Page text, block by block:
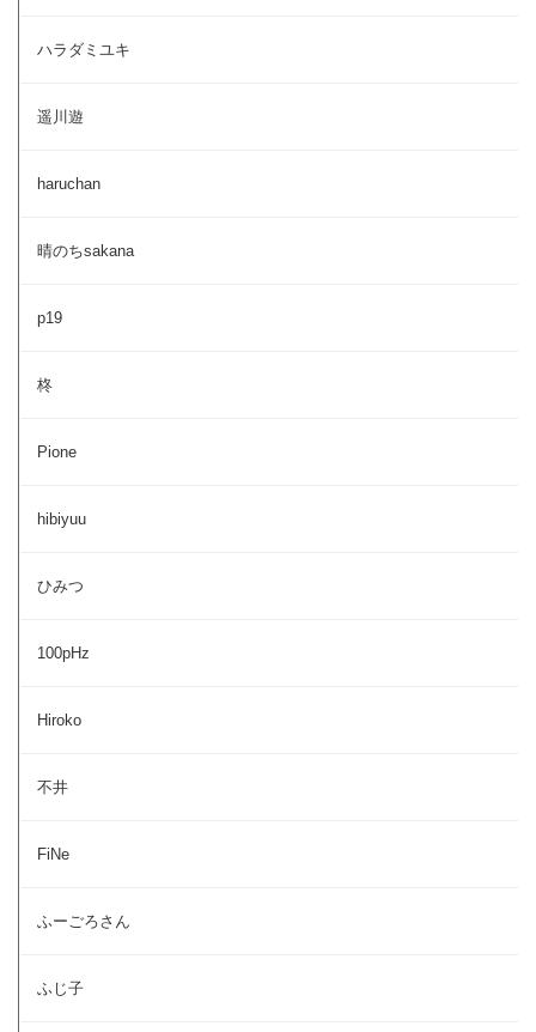
ハラダミユキ
遥川遊
haruchan
晴のちsakana
p19
柊
Pione
hibiyuu
ひみつ
100pHz
Hiroko
不井
FiNe
ふーごろさん
ふじ子